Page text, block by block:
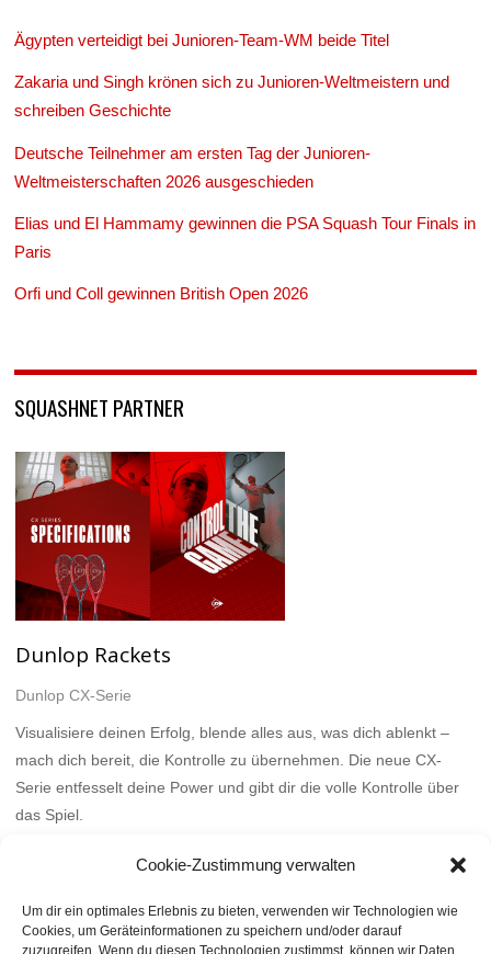
Cookie-Zustimmung verwalten
Um dir ein optimales Erlebnis zu bieten, verwenden wir Technologien wie
Cookies, um Geräteinformationen zu speichern und/oder darauf
zuzugreifen. Wenn du diesen Technologien zustimmst, können wir Daten
Ägypten verteidigt bei Junioren-Team-WM beide Titel
Zakaria und Singh krönen sich zu Junioren-Weltmeistern und
schreiben Geschichte
Deutsche Teilnehmer am ersten Tag der Junioren-
Weltmeisterschaften 2026 ausgeschieden
Elias und El Hammamy gewinnen die PSA Squash Tour Finals in
Paris
Orfi und Coll gewinnen British Open 2026
SQUASHNET PARTNER
Dunlop Rackets
Dunlop CX-Serie
Visualisiere deinen Erfolg, blende alles aus, was dich ablenkt –
mach dich bereit, die Kontrolle zu übernehmen. Die neue CX-
Serie entfesselt deine Power und gibt dir die volle Kontrolle über
das Spiel.